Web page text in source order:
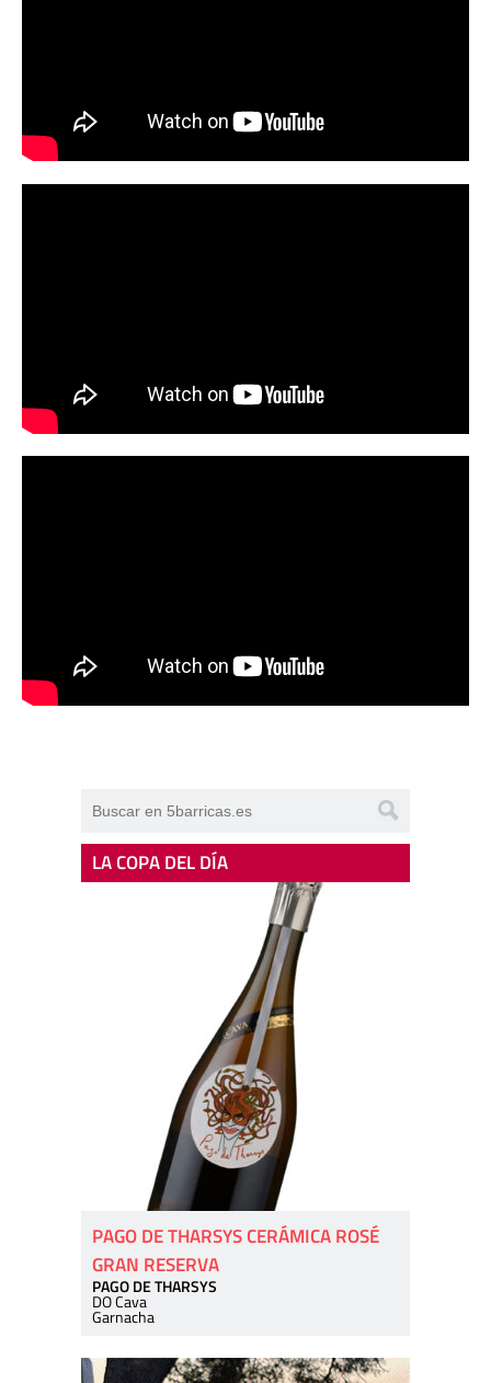
LA COPA DEL DÍA
PAGO DE THARSYS CERÁMICA ROSÉ
GRAN RESERVA
PAGO DE THARSYS
DO Cava
Garnacha